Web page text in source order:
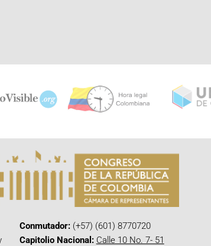
Conmutador:(+57) (601) 8770720
Capitolio Nacional: Calle 10 No. 7- 51